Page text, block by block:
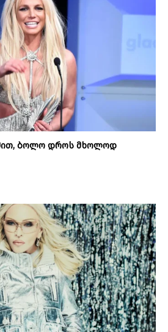
ბოლო დროს მხოლოდ